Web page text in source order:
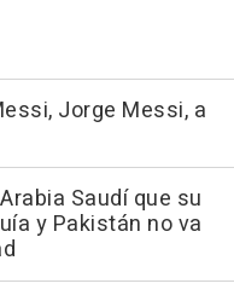
Jorge Messi, a
Saudí que su
y Pakistán no va